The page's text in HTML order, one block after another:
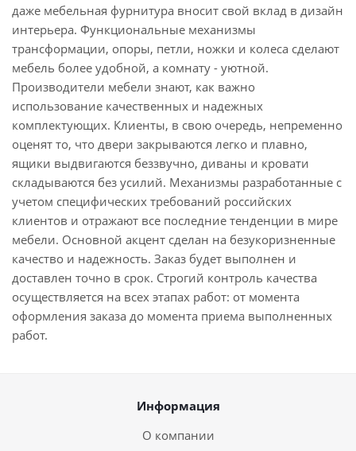
даже мебельная фурнитура вносит свой вклад в дизайн
интерьера. Функциональные механизмы
трансформации, опоры, петли, ножки и колеса сделают
мебель более удобной, а комнату - уютной.
Производители мебели знают, как важно
использование качественных и надежных
комплектующих. Клиенты, в свою очередь, непременно
оценят то, что двери закрываются легко и плавно,
ящики выдвигаются беззвучно, диваны и кровати
складываются без усилий. Механизмы разработанные с
учетом специфических требований российских
клиентов и отражают все последние тенденции в мире
мебели. Основной акцент сделан на безукоризненные
качество и надежность. Заказ будет выполнен и
доставлен точно в срок. Строгий контроль качества
осуществляется на всех этапах работ: от момента
оформления заказа до момента приема выполненных
работ.
Информация
О компании